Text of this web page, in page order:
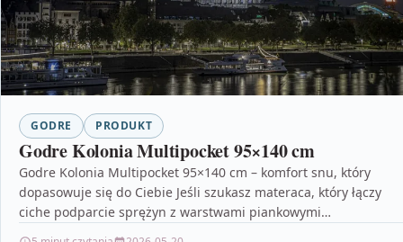
GODRE PRODUKT
Godre Kolonia Multipocket 95×140 cm
Godre Kolonia Multipocket 95×140 cm – komfort snu, który
dopasowuje się do Ciebie Jeśli szukasz materaca, który łączy
ciche podparcie sprężyn z warstwami piankowymi…